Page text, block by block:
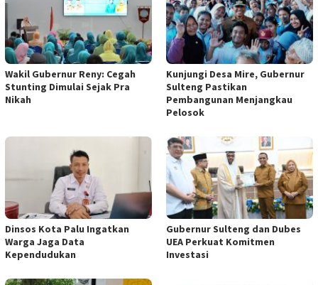
Wakil Gubernur Reny: Cegah
Stunting Dimulai Sejak Pra
Nikah
Kunjungi Desa Mire, Gubernur
Sulteng Pastikan
Pembangunan Menjangkau
Pelosok
Dinsos Kota Palu Ingatkan
Warga Jaga Data
Kependudukan
Gubernur Sulteng dan Dubes
UEA Perkuat Komitmen
Investasi